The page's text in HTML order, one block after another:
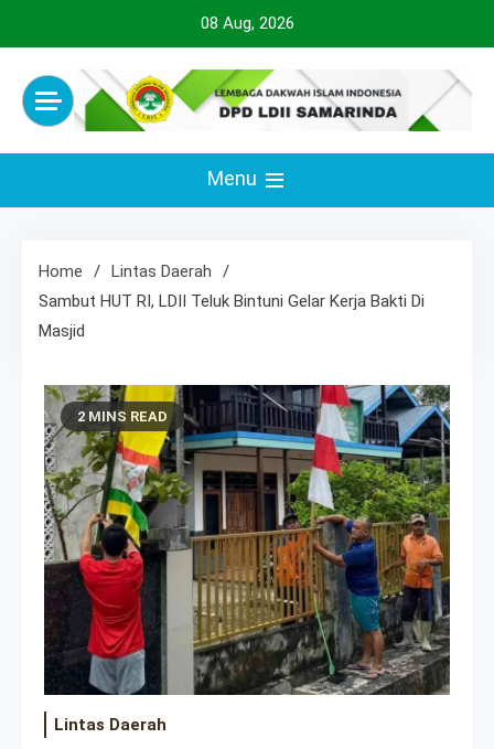
to
content
08 Aug, 2026
LDII SAMARINDA
Menu
Home
Lintas Daerah
Sambut HUT RI, LDII Teluk Bintuni Gelar Kerja Bakti Di
Masjid
2 MINS READ
Lintas Daerah